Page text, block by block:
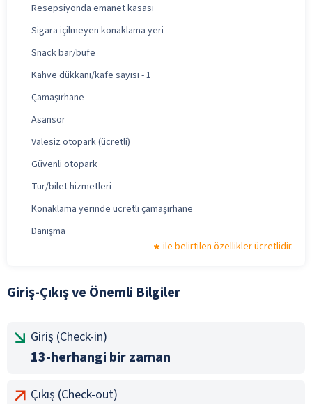
Resepsiyonda emanet kasası
Sigara içilmeyen konaklama yeri
Snack bar/büfe
Kahve dükkanı/kafe sayısı - 1
Çamaşırhane
Asansör
Valesiz otopark (ücretli)
Güvenli otopark
Tur/bilet hizmetleri
Konaklama yerinde ücretli çamaşırhane
Danışma
ile belirtilen özellikler ücretlidir.
Giriş-Çıkış ve Önemli Bilgiler
Giriş (Check-in)
13-herhangi bir zaman
Çıkış (Check-out)